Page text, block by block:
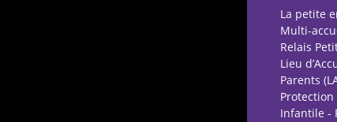
La petite
Multi-
Relais
Lieu
Parents
Infantile -